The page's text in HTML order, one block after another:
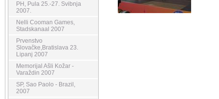
PH, Pula 25.-27. Svibnja
2007.
Nelli Cooman Games,
Stadskanaal 2007
Prvenstvo
Slovačke,Bratislava 23.
Lipanj 2007
Memorijal Ašli Kožar -
Varaždin 2007
SP, Sao Paolo - Brazil,
2007